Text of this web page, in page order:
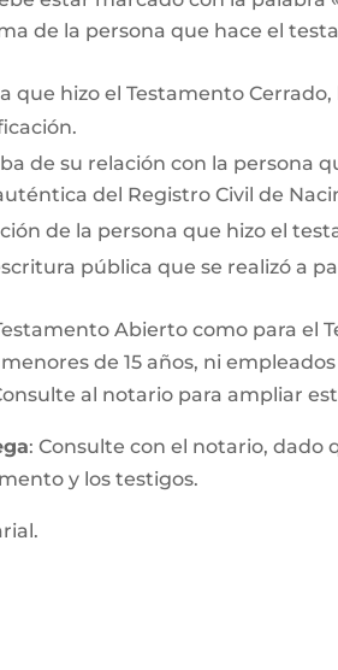
de la persona que hace el
que hizo el Testamento
de su relación con la persona
del Registro Civil de
de la persona que hizo el
pública que se realizó a
Abierto como para el
de 15 años, ni
al notario para ampliar
: Consulte con el notario, dado
y los testigos.